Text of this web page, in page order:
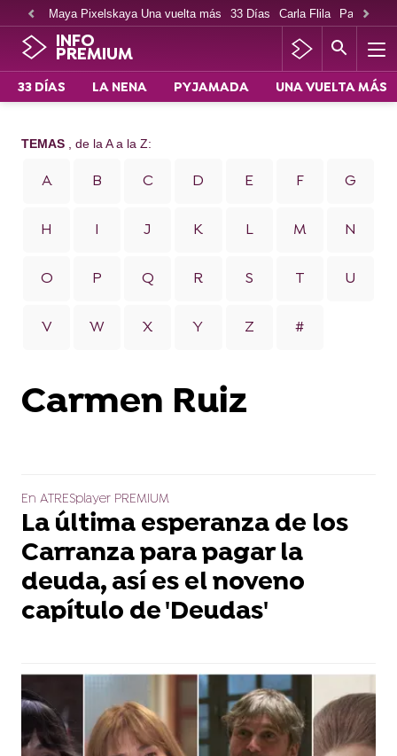
Maya Pixelskaya Una vuelta más 33 Días Carla Flila Paco
INFO
PREMIUM
33 DÍAS LA NENA PYJAMADA UNA VUELTA MÁS
TEMAS , de la A a la Z:
A B C D E F G
H I J K L M N
O P Q R S T U
V W X Y Z #
Carmen Ruiz
En ATRESplayer PREMIUM
La última esperanza de los
Carranza para pagar la
deuda, así es el noveno
capítulo de 'Deudas'